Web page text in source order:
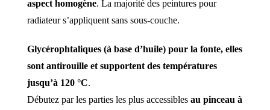
aspect homogène. La majorité des peintures pour
radiateur s’appliquent sans sous-couche.
Glycérophtaliques (à base d’huile) pour la fonte, elles
sont antirouille et supportent des températures
jusqu’à 120 °C.
Débutez par les parties les plus accessibles au pinceau à